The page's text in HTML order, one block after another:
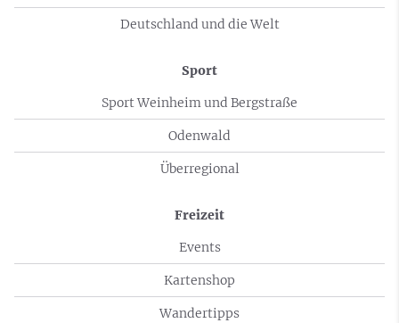
Deutschland und die Welt
Sport
Sport Weinheim und Bergstraße
Odenwald
Überregional
Freizeit
Events
Kartenshop
Wandertipps